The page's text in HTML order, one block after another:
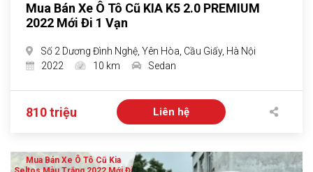
Mua Bán Xe Ô Tô Cũ KIA K5 2.0 PREMIUM
2022 Mới Đi 1 Vạn
Số 2 Dương Đình Nghệ, Yên Hòa, Cầu Giấy, Hà Nội
2022
10 km Sedan
810 triệu Liên hệ
Mua Bán Xe Ô Tô Cũ Kia